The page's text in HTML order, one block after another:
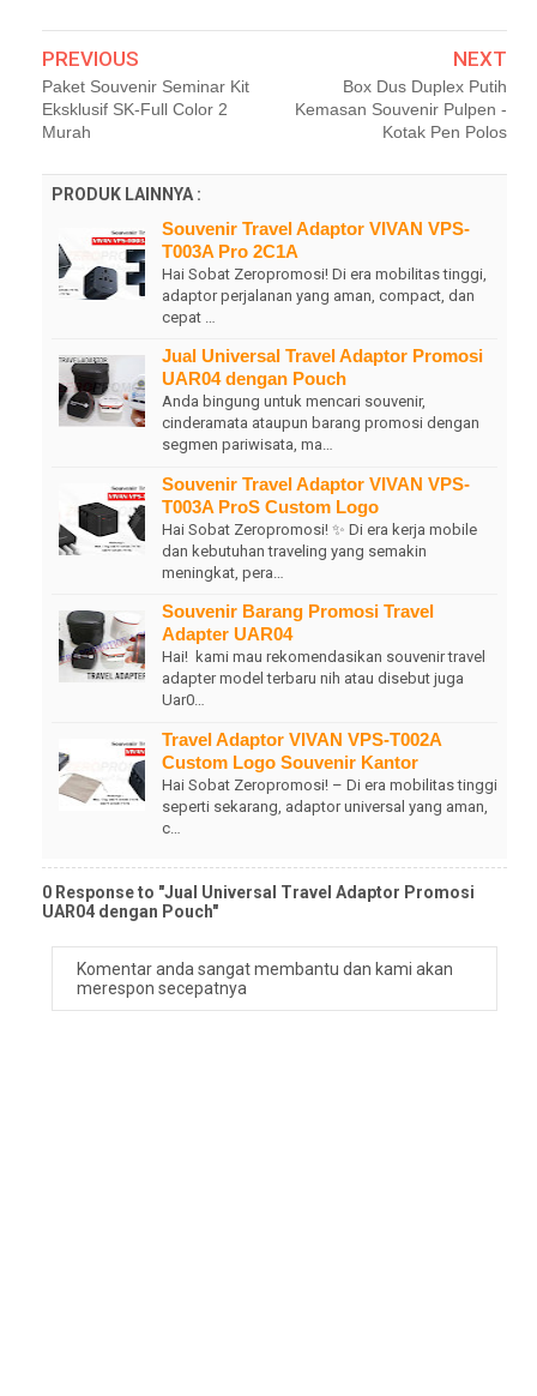
PREVIOUS
Paket Souvenir Seminar Kit
Eksklusif SK-Full Color 2
Murah
NEXT
Box Dus Duplex Putih
Kemasan Souvenir Pulpen -
Kotak Pen Polos
PRODUK LAINNYA :
Souvenir Travel Adaptor VIVAN VPS-
T003A Pro 2C1A
Hai Sobat Zeropromosi! Di era mobilitas tinggi,
adaptor perjalanan yang aman, compact, dan
cepat …
Jual Universal Travel Adaptor Promosi
UAR04 dengan Pouch
Anda bingung untuk mencari souvenir,
cinderamata ataupun barang promosi dengan
segmen pariwisata, ma…
Souvenir Travel Adaptor VIVAN VPS-
T003A ProS Custom Logo
Hai Sobat Zeropromosi! ✨ Di era kerja mobile
dan kebutuhan traveling yang semakin
meningkat, pera…
Souvenir Barang Promosi Travel
Adapter UAR04
Hai! kami mau rekomendasikan souvenir travel
adapter model terbaru nih atau disebut juga
Uar0…
Travel Adaptor VIVAN VPS-T002A
Custom Logo Souvenir Kantor
Hai Sobat Zeropromosi! – Di era mobilitas tinggi
seperti sekarang, adaptor universal yang aman,
c…
0 Response to "Jual Universal Travel Adaptor Promosi
UAR04 dengan Pouch"
Komentar anda sangat membantu dan kami akan
merespon secepatnya